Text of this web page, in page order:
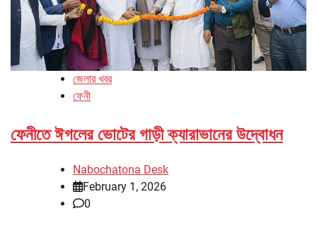
জেলার খবর
ফেনী
ফেনীতে ঈগলের ভোটের গাড়ী ক্যারাভানের উদ্বোধন
Nabochatona Desk
February 1, 2026
0